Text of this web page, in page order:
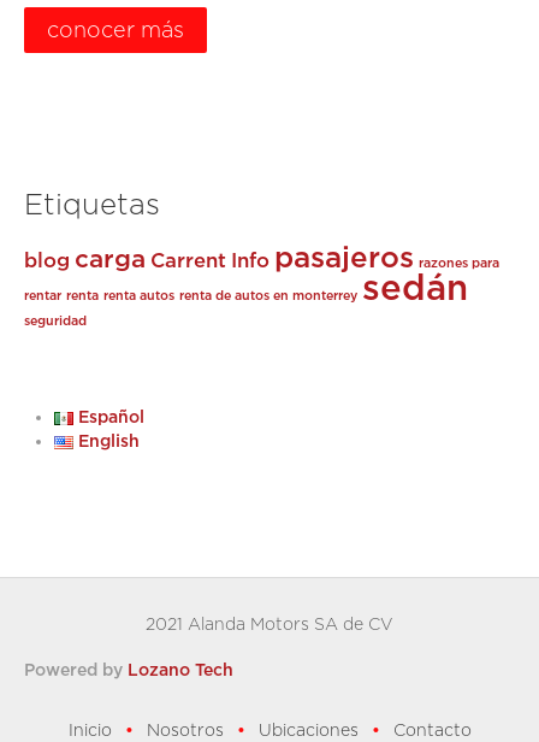
conocer más
Etiquetas
blog carga Carrent Info pasajeros razones para
rentar renta renta autos renta de autos en monterrey sedán
seguridad
Español
English
2021 Alanda Motors SA de CV
Powered by Lozano Tech
Inicio Nosotros Ubicaciones Contacto